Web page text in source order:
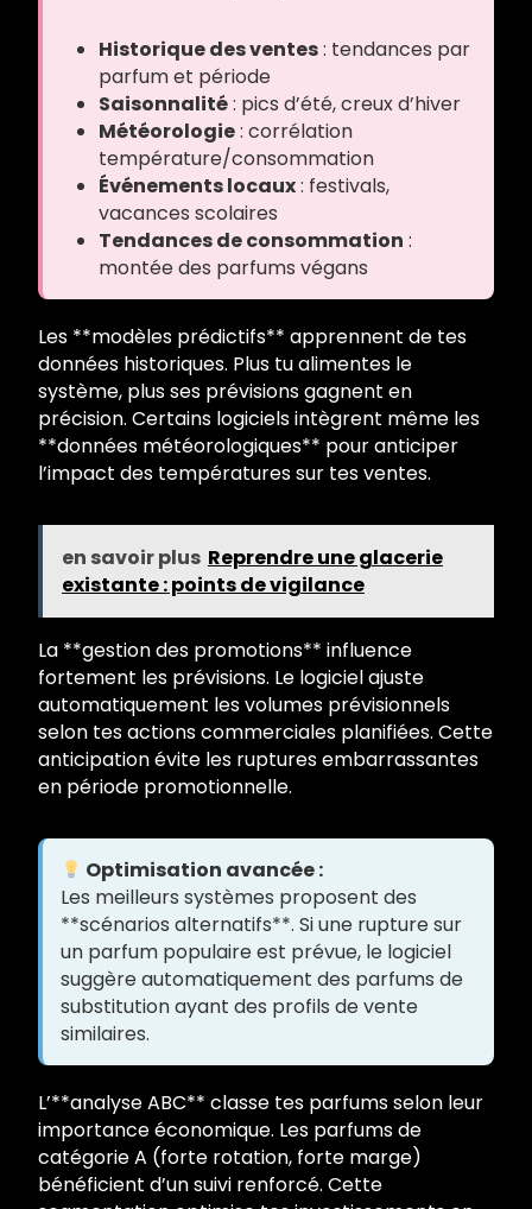
Historique des ventes: tendances par
parfum et période
Saisonnalité: pics d’été, creux d’hiver
Météorologie: corrélation
température/consommation
Événements locaux: festivals,
vacances scolaires
Tendances de consommation :
montée des parfums végans
Les **modèles prédictifs** apprennent de tes
données historiques. Plus tu alimentes le
système, plus ses prévisions gagnent en
précision. Certains logiciels intègrent même les
**données météorologiques** pour anticiper
l’impact des températures sur tes ventes.
en savoir plus Reprendre une glacerie
existante : points de vigilance
La **gestion des promotions** influence
fortement les prévisions. Le logiciel ajuste
automatiquement les volumes prévisionnels
selon tes actions commerciales planifiées. Cette
anticipation évite les ruptures embarrassantes
en période promotionnelle.
Optimisation avancée :
Les meilleurs systèmes proposent des
**scénarios alternatifs**. Si une rupture sur
un parfum populaire est prévue, le logiciel
suggère automatiquement des parfums de
substitution ayant des profils de vente
similaires.
L’**analyse ABC** classe tes parfums selon leur
importance économique. Les parfums de
catégorie A (forte rotation, forte marge)
bénéficient d’un suivi renforcé. Cette